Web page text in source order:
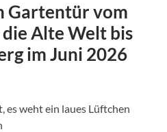
Gartentür vom
Alte Welt bis
im Juni 2026
es weht ein laues Lüftchen